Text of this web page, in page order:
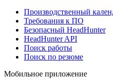
Производственный
Требования к ПО
Безопасный HeadHunter
HeadHunter API
Поиск работы
Поиск по резюме
Мобильное приложение